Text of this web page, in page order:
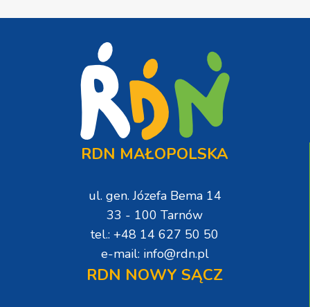
RDN MAŁOPOLSKA
ul. gen. Józefa Bema 14
33 - 100 Tarnów
tel.: +48 14 627 50 50
e-mail: info@rdn.pl
RDN NOWY SĄCZ